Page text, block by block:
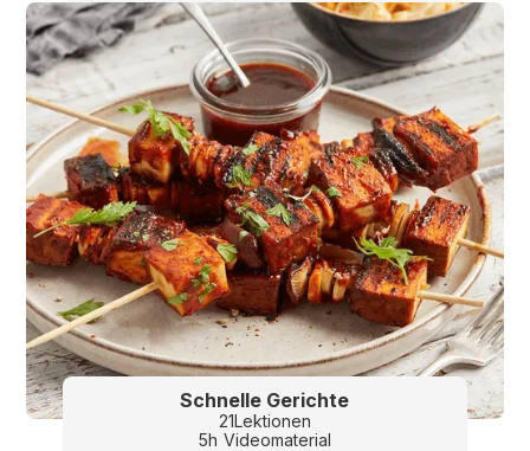
Schnelle Gerichte
21Lektionen
5h Videomaterial